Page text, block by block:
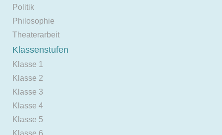
Politik
Philosophie
Theaterarbeit
Klassenstufen
Klasse 1
Klasse 2
Klasse 3
Klasse 4
Klasse 5
Klasse 6